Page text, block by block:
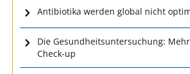
Antibiotika werden global nicht
Die Gesundheitsuntersuchung:
Check-up